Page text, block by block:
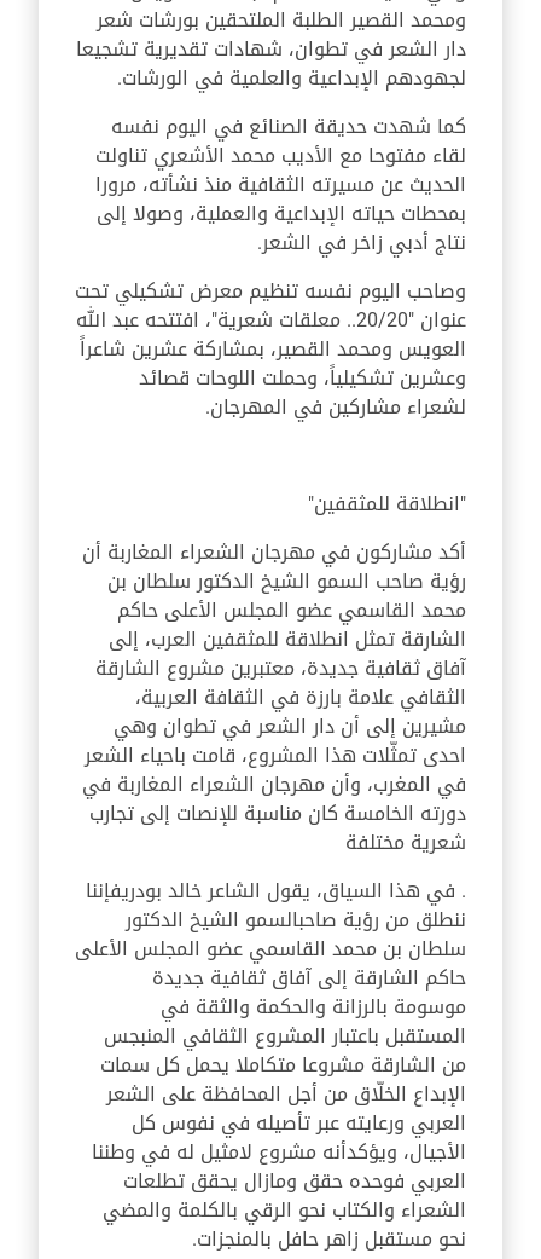
ومحمد القصير الطلبة الملتحقين بورشات شعر
دار الشعر في تطوان، شهادات تقديرية تشجيعا
لجهودهم الإبداعية والعلمية في الورشات.
كما شهدت حديقة الصنائع في اليوم نفسه
لقاء مفتوحا مع الأديب محمد الأشعري تناولت
الحديث عن مسيرته الثقافية منذ نشأته، مرورا
بمحطات حياته الإبداعية والعملية، وصولا إلى
نتاج أدبي زاخر في الشعر.
وصاحب اليوم نفسه تنظيم معرض تشكيلي تحت
عنوان "20/20.. معلقات شعرية "، افتتحه عبد الله
العويس ومحمد القصير، بمشاركة عشرين شاعراً
وعشرين تشكيلياً، وحملت اللوحات قصائد
لشعراء مشاركين في المهرجان.
"انطلاقة للمثقفين"
أكد مشاركون في مهرجان الشعراء المغاربة أن
رؤية صاحب السمو الشيخ الدكتور سلطان بن
محمد القاسمي عضو المجلس الأعلى حاكم
الشارقة تمثل انطلاقة للمثقفين العرب، إلى
آفاق ثقافية جديدة، معتبرين مشروع الشارقة
الثقافي علامة بارزة في الثقافة العربية،
مشيرين إلى أن دار الشعر في تطوان وهي
احدى تمثّلات هذا المشروع، قامت باحياء الشعر
في المغرب، وأن مهرجان الشعراء المغاربة في
دورته الخامسة كان مناسبة للإنصات إلى تجارب
شعرية مختلفة
. في هذا السياق، يقول الشاعر خالد بودريفإننا
ننطلق من رؤية صاحبالسمو الشيخ الدكتور
سلطان بن محمد القاسمي عضو المجلس الأعلى
حاكم الشارقة إلى آفاق ثقافية جديدة
موسومة بالرزانة والحكمة والثقة في
المستقبل باعتبار المشروع الثقافي المنبجس
من الشارقة مشروعا متكاملا يحمل كل سمات
الإبداع الخلّاق من أجل المحافظة على الشعر
العربي ورعايته عبر تأصيله في نفوس كل
الأجيال، ويؤكدأنه مشروع لامثيل له في وطننا
العربي فوحده حقق ومازال يحقق تطلعات
الشعراء والكتاب نحو الرقي بالكلمة والمضي
نحو مستقبل زاهر حافل بالمنجزات.